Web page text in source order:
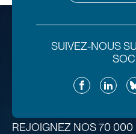
SUIVEZ-NOUS
FacebookLinkedIn
REJOIGNEZ NOS 70 000